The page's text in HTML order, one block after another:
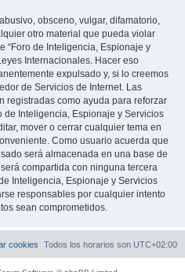
obsceno, vulgar, difamatorio,
otro material que pueda violar
“Foro de Inteligencia, Espionaje y
Internacionales. Hacer eso
expulsado y, si lo creemos
de Servicios de Internet. Las
registradas como ayuda para reforzar
de Inteligencia, Espionaje y Servicios
mover o cerrar cualquier tema en
Como usuario acuerda que
será almacenada en una base de
compartida con ninguna tercera
Inteligencia, Espionaje y Servicios
responsables por cualquier intento
sean comprometidos.
Todos los horarios son UTC+02:00
cookies